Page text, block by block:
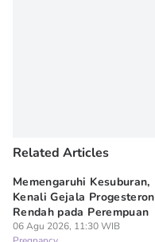
Related Articles
Memengaruhi Kesuburan,
Kenali Gejala Progesteron
Rendah pada Perempuan
06 Agu 2026, 11:30 WIB